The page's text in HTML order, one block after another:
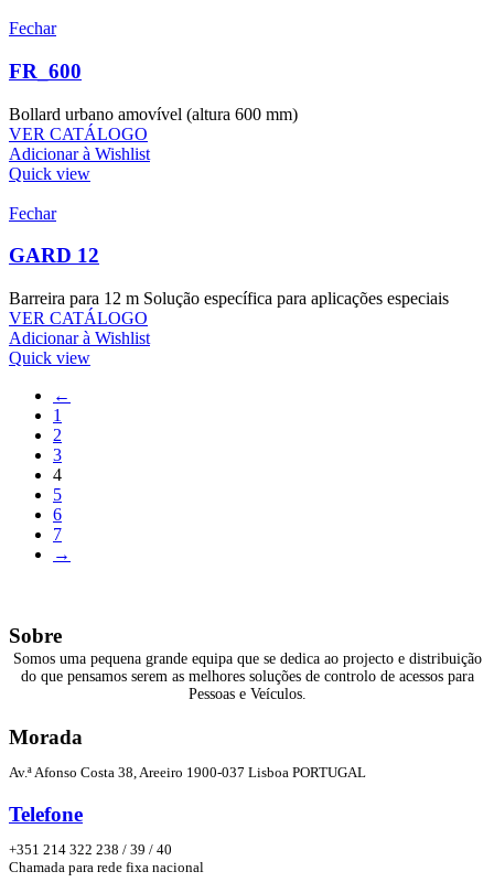
Fechar
FR_600
Bollard urbano amovível (altura 600 mm)
VER CATÁLOGO
Adicionar à Wishlist
Quick view
Fechar
GARD 12
Barreira para 12 m Solução específica para aplicações especiais
VER CATÁLOGO
Adicionar à Wishlist
Quick view
←
1
2
3
4
5
6
7
→
Sobre
Somos uma pequena grande equipa que se dedica ao projecto e distribuição
do que pensamos serem as melhores soluções de controlo de acessos para
Pessoas e Veículos.
Morada
Av.ª Afonso Costa 38, Areeiro 1900-037 Lisboa PORTUGAL
Telefone
+351 214 322 238 / 39 / 40
Chamada para rede fixa nacional